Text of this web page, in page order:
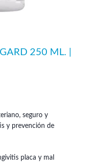
250 ML. |
seguro y
y prevención de
placa y mal